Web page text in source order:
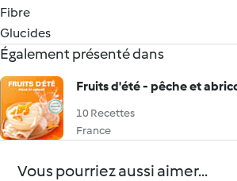
Fibre
Glucides
Également présenté dans
Fruits d'été - pêche et
10 Recettes
France
Vous pourriez aussi aimer...